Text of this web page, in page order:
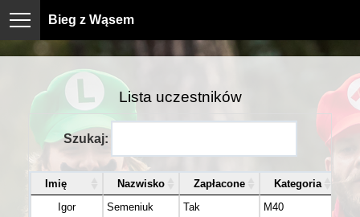
Bieg z Wąsem
Lista uczestników
Szukaj:
Imię Nazwisko Zapłacone
Kategoria
Igor
Semeniuk Tak
M40